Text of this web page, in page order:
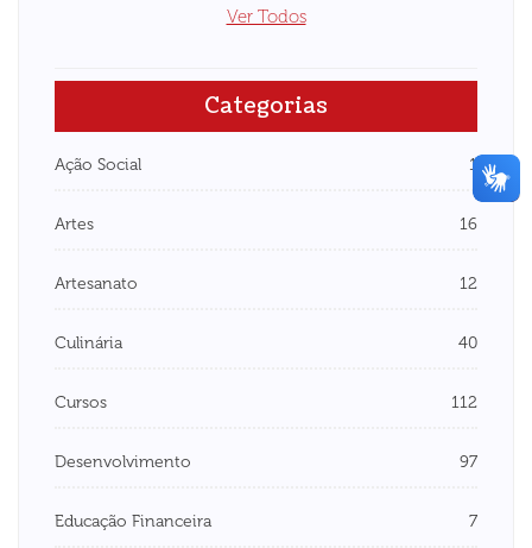
Ver Todos
Categorias
Ação Social 1
Artes 16
Artesanato 12
Culinária 40
Cursos 112
Desenvolvimento 97
Educação Financeira 7